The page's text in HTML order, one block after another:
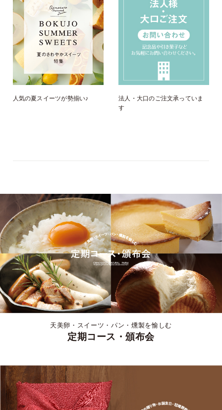
人気の夏スイーツが勢揃い♪
法人・大口のご注文承っていま
す
天美卵・スイーツ・パン・燻製を愉しむ
定期コース・頒布会